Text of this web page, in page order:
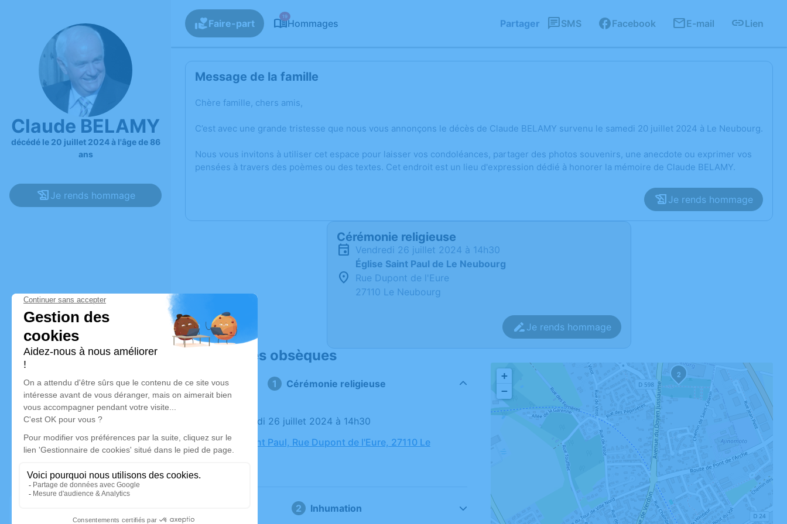
Claude BELAMY
décédé le 20 juillet 2024 à l'âge de 86
ans
Je rends hommage
Faire-part
19
Hommages Partager SMS Facebook E-mail Lien
Message de la famille
Chère famille, chers amis,
C’est avec une grande tristesse que nous vous annonçons le décès de Claude BELAMY survenu le samedi 20 juillet 2024 à Le Neubourg.
Nous vous invitons à utiliser cet espace pour laisser vos condoléances, partager des photos souvenirs, une anecdote ou exprimer vos
pensées à travers des poèmes ou des textes. Cet endroit est un lieu d'expression dédié à honorer la mémoire de Claude BELAMY.
Je rends hommage
Cérémonie religieuse
vendredi 26 juillet 2024 à 14h30
Église Saint Paul de Le Neubourg
Rue Dupont de l'Eure
27110 Le Neubourg
Je rends hommage
Déroulé des obsèques
1 Cérémonie religieuse
Le vendredi 26 juillet 2024 à 14h30
Église Saint Paul, Rue Dupont de l'Eure, 27110 Le
Neubourg
2 Inhumation
2
+
−